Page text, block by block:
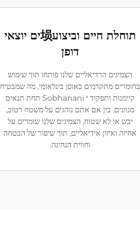
תוחלת חיים וביצוע埙ִים יוצאי
דופן
הצמיגים הרדיאליים שלנו פותחו תוך שימוש
בחומרים מתקדמים באופן בינלאומי, מה שמבטיח
קיימנות ותפקוד י Sobhanani תחת תנאים
מגוונים. בין אם אתם נוהגים על משטח רטוב,
יבש או לא שטוח, הצמיגים שלנו שומרים על
אחיזה ואיזון אידיאליים, תוך שיפור של הבטחה
וחווית הנהיגה.